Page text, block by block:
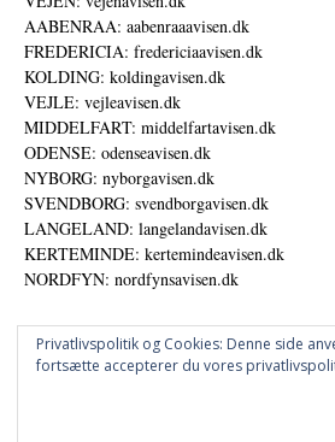
AABENRAA: aabenraaavisen.dk
FREDERICIA: fredericiaavisen.dk
KOLDING: koldingavisen.dk
VEJLE: vejleavisen.dk
MIDDELFART: middelfartavisen.dk
ODENSE: odenseavisen.dk
NYBORG: nyborgavisen.dk
SVENDBORG: svendborgavisen.dk
LANGELAND: langelandavisen.dk
KERTEMINDE: kertemindeavisen.dk
NORDFYN: nordfynsavisen.dk
© DANSKE DIGITALE MEDIER A/S - NYHEDER,
Privatlivspolitik og Cookies: Denne side
fortsætte accepterer du vores